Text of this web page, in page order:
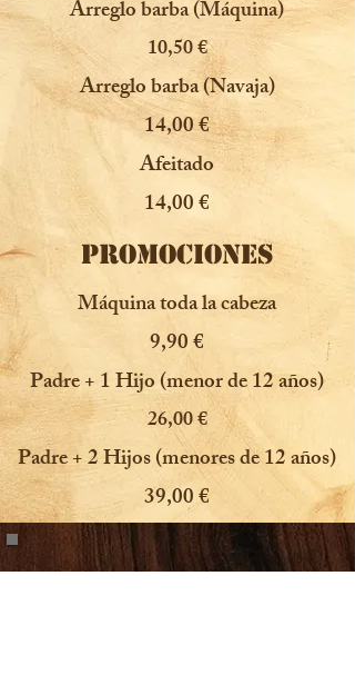
Arreglo barba (Máquina)
10,50 €
Arreglo barba (Navaja)
14,00 €
Afeitado
14,00 €
PROMOCIONES
Máquina toda la cabeza
9,90 €
Padre + 1 Hijo (menor de 12 años)
26,00 €
Padre + 2 Hijos (menores de 12 años)
39,00 €